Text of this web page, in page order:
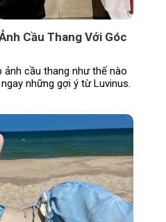
Cầu Thang Với Góc
cầu thang như thế nào
những gợi ý từ Luvinus.